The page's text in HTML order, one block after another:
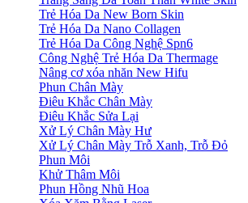
Trẻ Hóa Da New Born Skin
Trẻ Hóa Da Nano Collagen
Trẻ Hóa Da Công Nghệ Spn6
Công Nghệ Trẻ Hóa Da Thermage
Nâng cơ xóa nhăn New Hifu
Phun Chân Mày
Điêu Khắc Chân Mày
Điêu Khắc Sửa Lại
Xử Lý Chân Mày Hư
Xử Lý Chân Mày Trỗ Xanh, Trỗ Đỏ
Phun Môi
Khử Thâm Môi
Phun Hồng Nhũ Hoa